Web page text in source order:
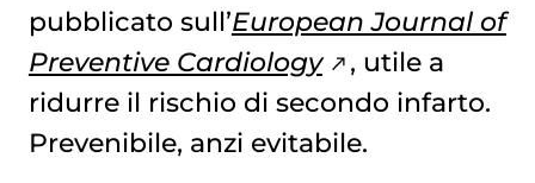
pubblicato sull’European Journal of
Preventive Cardiology
, utile a
ridurre il rischio di secondo infarto.
Prevenibile, anzi evitabile.